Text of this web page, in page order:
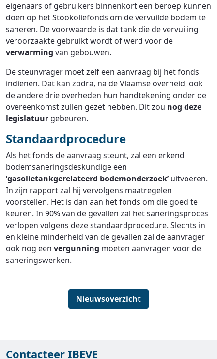
eigenaars of gebruikers binnenkort een beroep kunnen
doen op het Stookoliefonds om de vervuilde bodem te
saneren. De voorwaarde is dat tank die de vervuiling
veroorzaakte gebruikt wordt of werd voor de
verwarming van gebouwen.
De steunvrager moet zelf een aanvraag bij het fonds
indienen. Dat kan zodra, na de Vlaamse overheid, ook
de andere drie overheden hun handtekening onder de
overeenkomst zullen gezet hebben. Dit zou nog deze
legislatuur gebeuren.
Standaardprocedure
Als het fonds de aanvraag steunt, zal een erkend
bodemsaneringsdeskundige een
‘gasolietankgerelateerd bodemonderzoek’uitvoeren.
In zijn rapport zal hij vervolgens maatregelen
voorstellen. Het is dan aan het fonds om die goed te
keuren. In 90% van de gevallen zal het saneringsproces
verlopen volgens deze standaardprocedure. Slechts in
en kleine minderheid van de gevallen zal de aanvrager
ook nog een vergunning moeten aanvragen voor de
saneringswerken.
Nieuwsoverzicht
Contacteer IBEVE